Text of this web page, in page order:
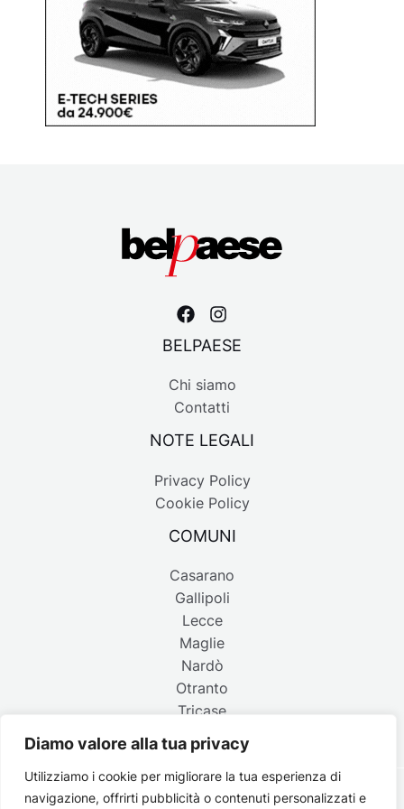
Diamo valore alla tua privacy
Utilizziamo i cookie per migliorare la tua esperienza di
navigazione, offrirti pubblicità o contenuti personalizzati e
BELPAESE
Chi siamo
Contatti
NOTE LEGALI
Privacy Policy
Cookie Policy
COMUNI
Casarano
Gallipoli
Lecce
Maglie
Nardò
Otranto
Tricase